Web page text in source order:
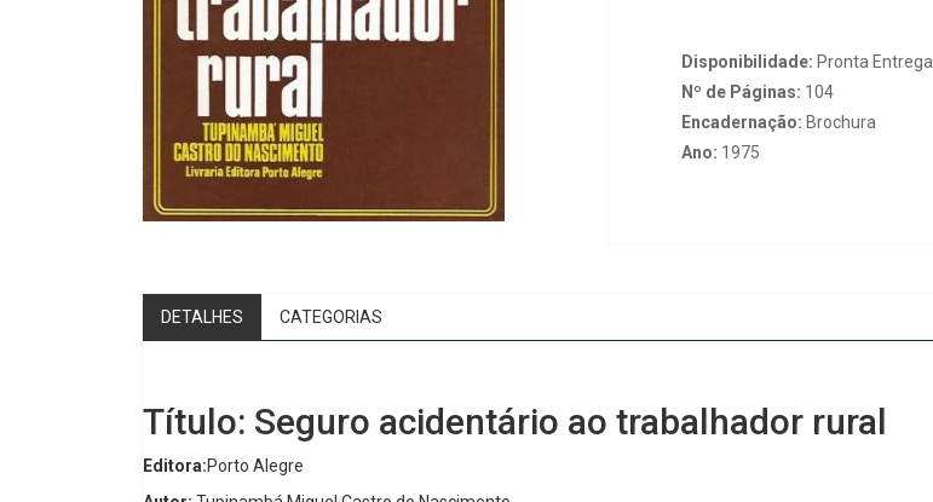
Disponibilidade: Pronta Entrega
Nº de Páginas: 104
Encadernação: Brochura
Ano: 1975
DETALHES CATEGORIAS
Título: Seguro acidentário ao trabalhador rural
Editora:Porto Alegre